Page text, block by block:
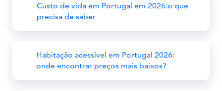
Custo de vida em Portugal em 2026:o que
precisa de saber
Habitação acessível em Portugal 2026:
onde encontrar preços mais baixos?